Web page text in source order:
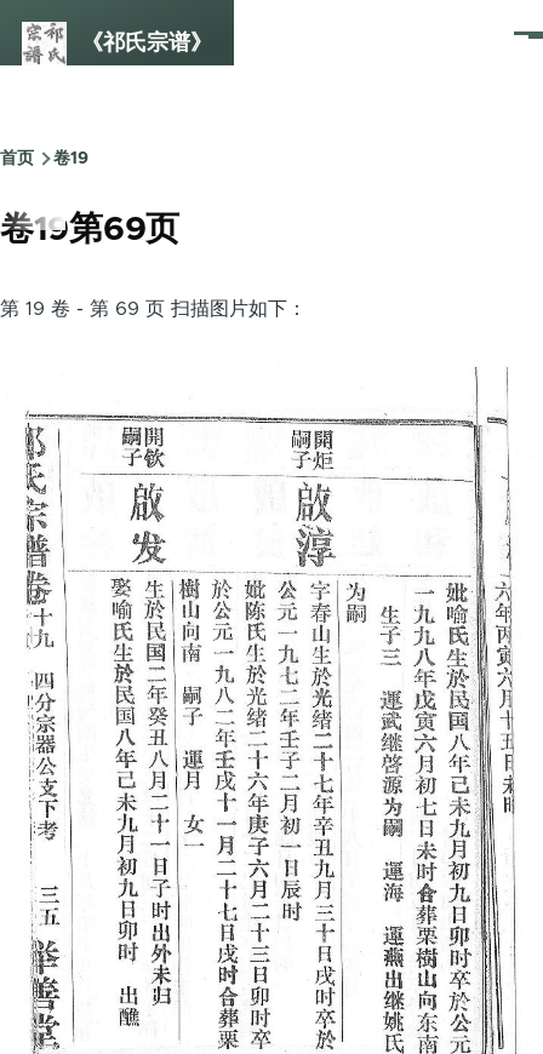
《祁氏宗谱》
菜
面
包
屑
首页 卷19
卷19第69页
第 19 卷 - 第 69 页 扫描图片如下：